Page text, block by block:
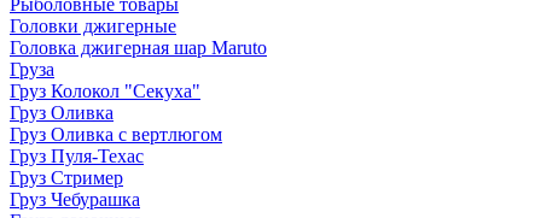
Рыболовные товары
Головки джигерные
Головка джигерная шар Maruto
Груза
Груз Колокол "Секуха"
Груз Оливка
Груз Оливка с вертлюгом
Груз Пуля-Техас
Груз Стример
Груз Чебурашка